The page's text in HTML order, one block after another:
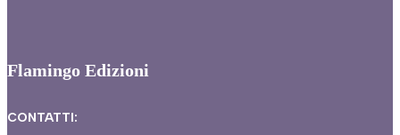
Flamingo Edizioni
CONTATTI: